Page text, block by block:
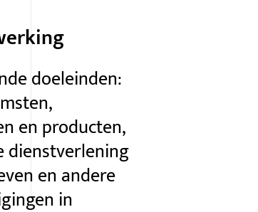
doeleinden:
en producten,
dienstverlening
en andere
in